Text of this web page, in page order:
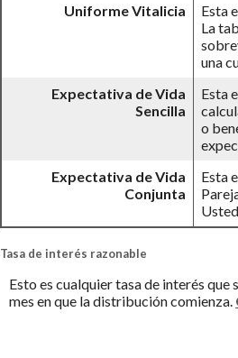
Uniforme Vitalicia
Esta
La
una
Expectativa de Vida
Sencilla
Esta
o
Expectativa de Vida
Conjunta
Esta
Tasa de interés razonable
Esto es cualquier tasa de interés
mes en que la distribución comienza.